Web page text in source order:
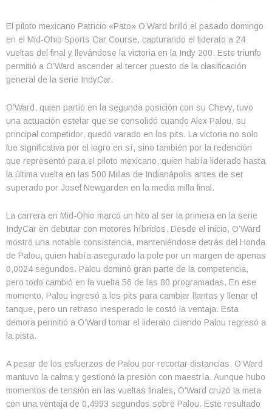
El piloto mexicano Patricio «Pato» O’Ward brilló el pasado domingo
en el Mid-Ohio Sports Car Course, capturando el liderato a 24
vueltas del final y llevándose la victoria en la Indy 200. Este triunfo
permitió a O’Ward ascender al tercer puesto de la clasificación
general de la serie IndyCar.
O’Ward, quien partió en la segunda posición con su Chevy, tuvo
una actuación estelar que se consolidó cuando Alex Palou, su
principal competidor, quedó varado en los pits. La victoria no solo
fue significativa por el logro en sí, sino también por la redención
que representó para el piloto mexicano, quien había liderado hasta
la última vuelta en las 500 Millas de Indianápolis antes de ser
superado por Josef Newgarden en la media milla final.
La carrera en Mid-Ohio marcó un hito al ser la primera en la serie
IndyCar en debutar con motores híbridos. Desde el inicio, O’Ward
mostró una notable consistencia, manteniéndose detrás del Honda
de Palou, quien había asegurado la pole por un margen de apenas
0,0024 segundos. Palou dominó gran parte de la competencia,
pero todo cambió en la vuelta 56 de las 80 programadas. En ese
momento, Palou ingresó a los pits para cambiar llantas y llenar el
tanque, pero un retraso inesperado le costó la ventaja. Esta
demora permitió a O’Ward tomar el liderato cuando Palou regresó a
la pista.
A pesar de los esfuerzos de Palou por recortar distancias, O’Ward
mantuvo la calma y gestionó la presión con maestría. Aunque hubo
momentos de tensión en las vueltas finales, O’Ward cruzó la meta
con una ventaja de 0,4993 segundos sobre Palou. Este resultado